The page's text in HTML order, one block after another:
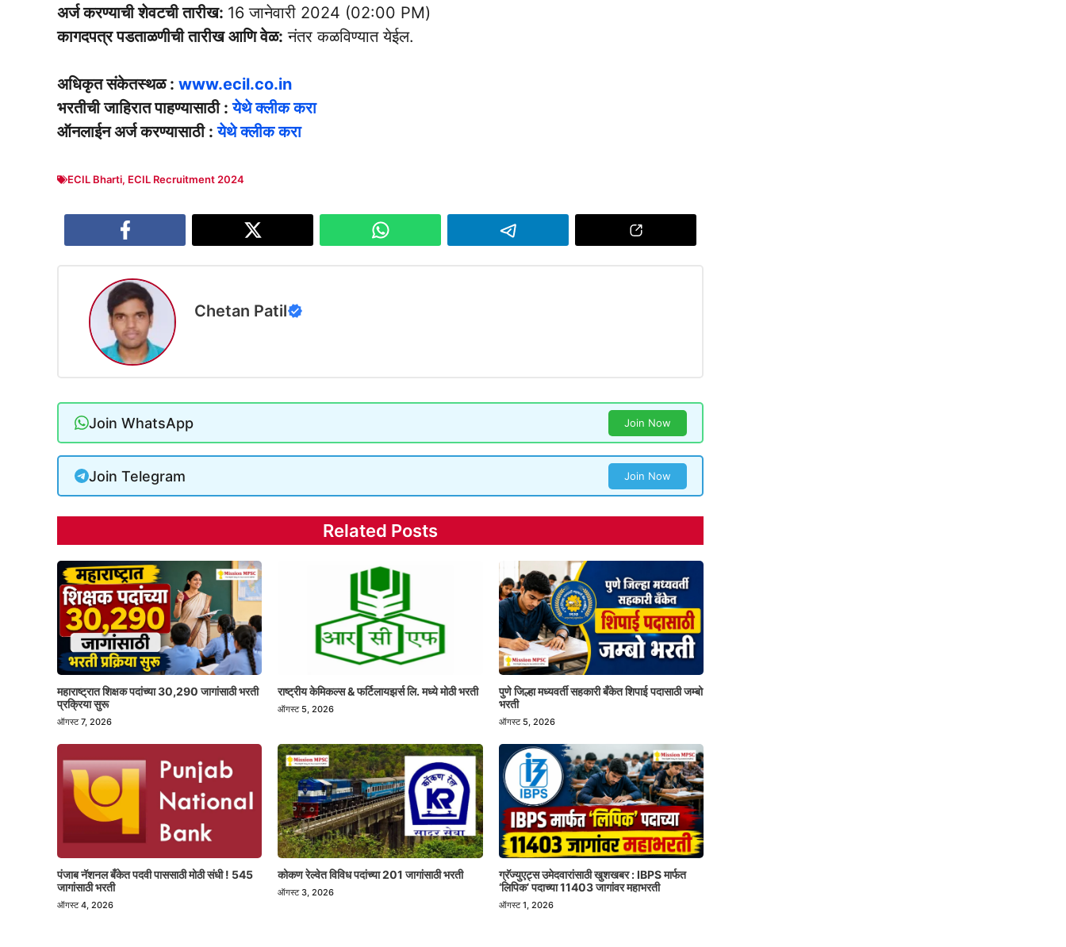
अर्ज करण्याची शेवटची तारीख: 16 जानेवारी 2024 (02:00 PM)
कागदपत्र पडताळणीची तारीख आणि वेळ: नंतर कळविण्यात येईल.
अधिकृत संकेतस्थळ : www.ecil.co.in
भरतीची जाहिरात पाहण्यासाठी :येथे क्लीक करा
ऑनलाईन अर्ज करण्यासाठी :येथे क्लीक करा
ECIL Bharti, ECIL Recruitment 2024
Chetan Patil
Join WhatsApp Join Now
Join Telegram Join Now
Related Posts
महाराष्ट्रात शिक्षक पदांच्या 30,290 जागांसाठी भरती
प्रक्रिया सुरू
ऑगस्ट 7, 2026
राष्ट्रीय केमिकल्स & फर्टिलायझर्स लि. मध्ये मोठी भरती
ऑगस्ट 5, 2026
पुणे जिल्हा मध्यवर्ती सहकारी बँकेत शिपाई पदासाठी जम्बो
भरती
ऑगस्ट 5, 2026
पंजाब नॅशनल बँकेत पदवी पाससाठी मोठी संधी ! 545
जागांसाठी भरती
ऑगस्ट 4, 2026
कोकण रेल्वेत विविध पदांच्या 201 जागांसाठी भरती
ऑगस्ट 3, 2026
ग्रॅज्युएट्स उमेदवारांसाठी खुशखबर : IBPS मार्फत
‘लिपिक’ पदाच्या 11403 जागांवर महाभरती
ऑगस्ट 1, 2026